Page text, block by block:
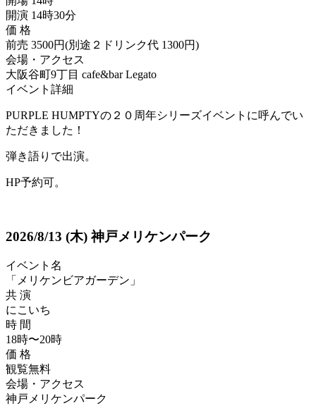
開演 14時30分
価 格
前売 3500円(別途２ドリンク代 1300円)
会場・アクセス
大阪谷町9丁目 cafe&bar Legato
イベント詳細
PURPLE HUMPTYの２０周年シリーズイベントに呼んでい
ただきました！
弾き語りで出演。
HP予約可。
2026/8/13 (木)神戸メリケンパーク
イベント名
「メリケンビアガーデン」
共 演
にこいち
時 間
18時〜20時
価 格
観覧無料
会場・アクセス
神戸メリケンパーク